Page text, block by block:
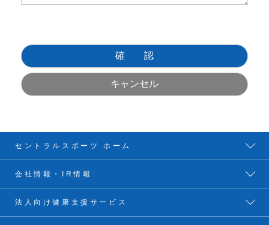
セントラルスポーツ ホーム
会社情報・IR情報
法人向け健康支援サービス